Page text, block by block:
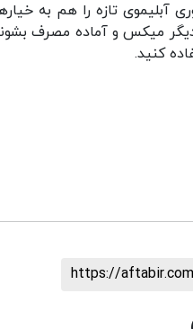
تازه را هم به
تا تمام مواد حدود ۳ دقیقه با یکدیگر
کنید.
https://